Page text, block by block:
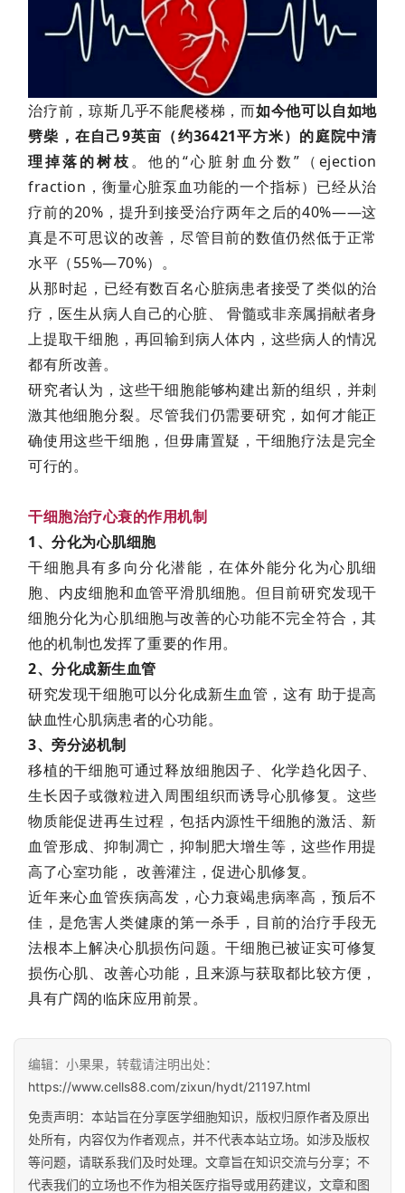
床
转
化
会
展
活
动
关
于
们
登录 注册
治疗前，琼斯几乎不能爬楼梯，而如今他可以自如地
劈柴，在自己9英亩（约36421平方米）的庭院中清
理掉落的树枝。他的“心脏射血分数”（ejection
fraction，衡量心脏泵血功能的一个指标）已经从治
疗前的20%，提升到接受治疗两年之后的40%——这
真是不可思议的改善，尽管目前的数值仍然低于正常
水平（55%—70%）。
从那时起，已经有数百名心脏病患者接受了类似的治
疗，医生从病人自己的心脏、 骨髓或非亲属捐献者身
上提取干细胞，再回输到病人体内，这些病人的情况
都有所改善。
研究者认为，这些干细胞能够构建出新的组织，并刺
激其他细胞分裂。尽管我们仍需要研究，如何才能正
确使用这些干细胞，但毋庸置疑，干细胞疗法是完全
可行的。
干细胞治疗心衰的作用机制
1、分化为心肌细胞
干细胞具有多向分化潜能，在体外能分化为心肌细
胞、内皮细胞和血管平滑肌细胞。但目前研究发现干
细胞分化为心肌细胞与改善的心功能不完全符合，其
他的机制也发挥了重要的作用。
2、分化成新生血管
研究发现干细胞可以分化成新生血管，这有 助于提高
缺血性心肌病患者的心功能。
3、旁分泌机制
移植的干细胞可通过释放细胞因子、化学趋化因子、
生长因子或微粒进入周围组织而诱导心肌修复。这些
物质能促进再生过程，包括内源性干细胞的激活、新
血管形成、抑制凋亡，抑制肥大增生等，这些作用提
高了心室功能， 改善灌注，促进心肌修复。
近年来心血管疾病高发，心力衰竭患病率高，预后不
佳，是危害人类健康的第一杀手，目前的治疗手段无
法根本上解决心肌损伤问题。干细胞已被证实可修复
损伤心肌、改善心功能，且来源与获取都比较方便，
具有广阔的临床应用前景。
编辑：小果果，转载请注明出处：
https://www.cells88.com/zixun/hydt/21197.html
免责声明：本站旨在分享医学细胞知识，版权归原作者及原出
处所有，内容仅为作者观点，并不代表本站立场。如涉及版权
等问题，请联系我们及时处理。文章旨在知识交流与分享；不
代表我们的立场也不作为相关医疗指导或用药建议，文章和图